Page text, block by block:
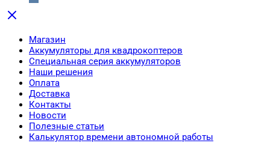
Магазин
Аккумуляторы для квадрокоптеров
Специальная серия аккумуляторов
Наши решения
Оплата
Доставка
Контакты
Новости
Полезные статьи
Калькулятор времени автономной работы